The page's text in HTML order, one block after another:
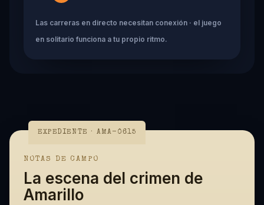
Las carreras en directo necesitan conexión · el juego
en solitario funciona a tu propio ritmo.
EXPEDIENTE · AMA-0615
NOTAS DE CAMPO
La escena del crimen de
Amarillo